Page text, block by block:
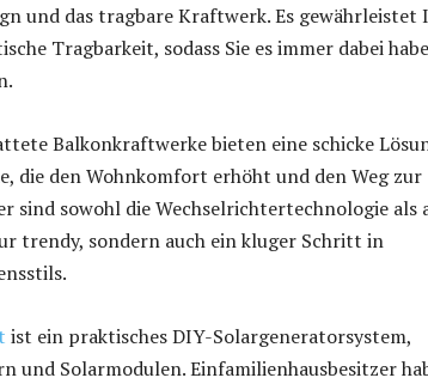
und das tragbare Kraftwerk. Es gewährleistet
Tragbarkeit, sodass Sie es immer dabei
Balkonkraftwerke bieten eine schicke
die den Wohnkomfort erhöht und den Weg zur
sind sowohl die Wechselrichtertechnologie als
trendy, sondern auch ein kluger Schritt in
ist ein praktisches DIY-Solargeneratorsystem,
und Solarmodulen. Einfamilienhausbesitzer